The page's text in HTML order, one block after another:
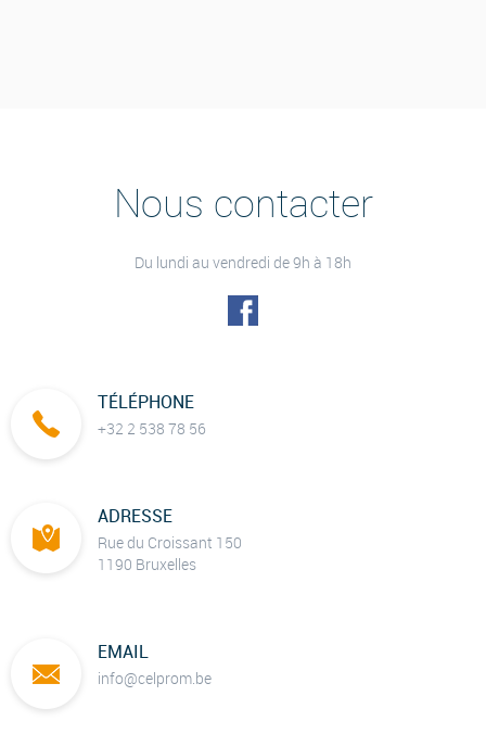
Nous contacter
Du lundi au vendredi de 9h à 18h
TÉLÉPHONE
+32 2 538 78 56
ADRESSE
Rue du Croissant 150
1190 Bruxelles
EMAIL
info@celprom.be